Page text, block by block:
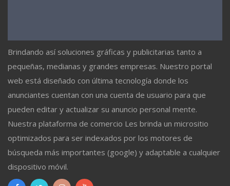
Brindando así soluciones gráficas y publicitarias tanto a
pequeñas, medianas y grandes empresas. Nuestro portal
web está diseñado con última tecnología donde los
anunciantes cuentan con una cuenta de usuario para que
pueden editar y actualizar su anuncio personal mente.
Nuestra plataforma de comercio Les brinda un micrositio
optimizados para ser indexados por los motores de
búsqueda más importantes (google) y adaptable a cualquier
dispositivo móvil.